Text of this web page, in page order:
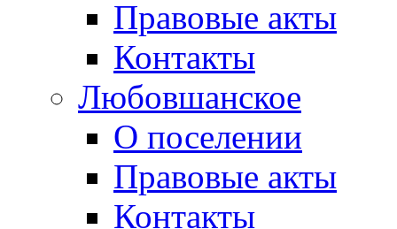
Правовые акты
Контакты
Любовшанское
О поселении
Правовые акты
Контакты